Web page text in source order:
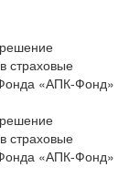
страховые
«АПК-Фонд»
страховые
«АПК-Фонд»